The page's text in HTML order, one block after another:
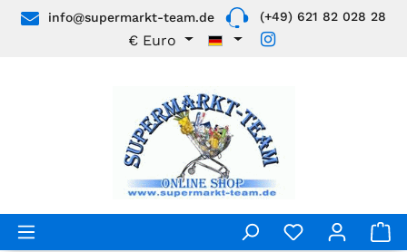
Zum Hauptinhalt springen
info@supermarkt-team.de (+49) 621 82 028 28
€ Euro